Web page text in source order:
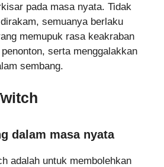
pada masa nyata. Tidak
semuanya berlaku
memupuk rasa keakraban
serta menggalakkan
sembang.
dalam masa nyata
adalah untuk membolehkan